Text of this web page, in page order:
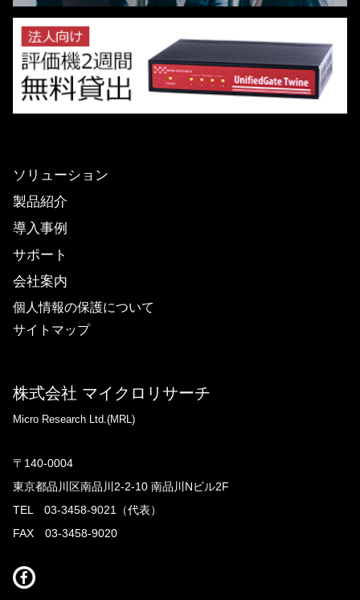
株式会社 マイクロリサーチ
Micro Research Ltd.(MRL)
〒140-0004
東京都品川区南品川2-2-10 南品川Nビル2F
TEL 03-3458-9021（代表）
FAX 03-3458-9020
ソリューション
製品紹介
導入事例
サポート
会社案内
個人情報の保護について
サイトマップ